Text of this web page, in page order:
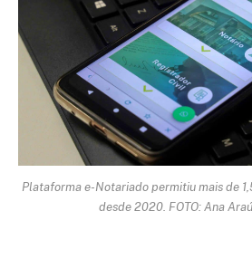
Plataforma e-Notariado permitiu mais de
desde 2020. FOTO: Ana